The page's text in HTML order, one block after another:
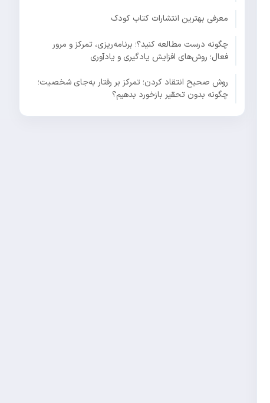
معرفی بهترین انتشارات کتاب کودک
چگونه درست مطالعه کنید؟؛ برنامه‌ریزی، تمرکز و مرور
فعال؛ روش‌های افزایش یادگیری و یادآوری
روش صحیح انتقاد کردن؛ تمرکز بر رفتار به‌جای شخصیت؛
چگونه بدون تحقیر بازخورد بدهیم؟